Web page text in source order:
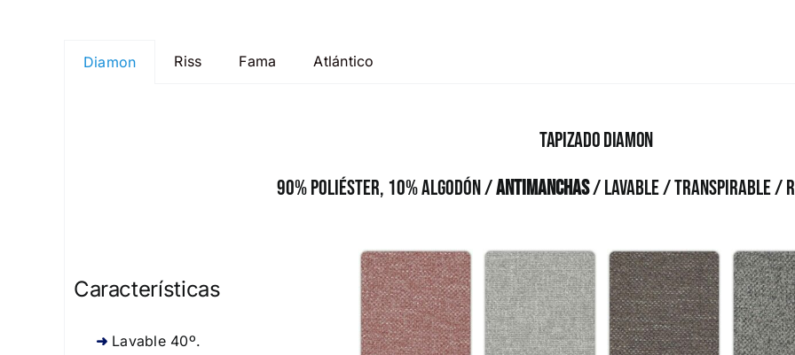
Diamon Riss Fama Atlántico
Tapizado Diamon
90% Poliéster, 10% Algodón /Antimanchas/ Lavable / Transpirable /
Características
Lavable 40º.